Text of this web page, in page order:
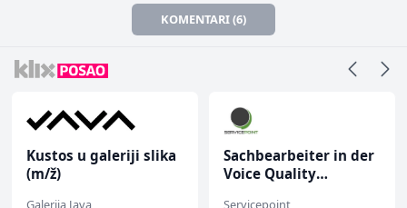
KOMENTARI (6)
Kustos u galeriji slika
(m/ž)
Galerija Java
Sachbearbeiter in der
Voice Quality
Servicepoint